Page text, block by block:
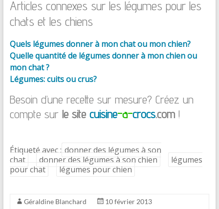
Articles connexes sur les légumes pour les
chats et les chiens
Quels légumes donner à mon chat ou mon chien?
Quelle quantité de légumes donner à mon chien ou
mon chat ?
Légumes: cuits ou crus?
Besoin d’une recette sur mesure? Créez un
compte sur le sitecuisine-a-crocs.com !
Étiqueté avec : donner des légumes à son
chat
donner des légumes à son chien
légumes
pour chat
légumes pour chien
Géraldine Blanchard
10 février 2013